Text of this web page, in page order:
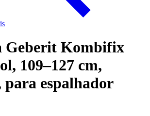
Geberit Kombifix
109–127 cm,
para espalhador